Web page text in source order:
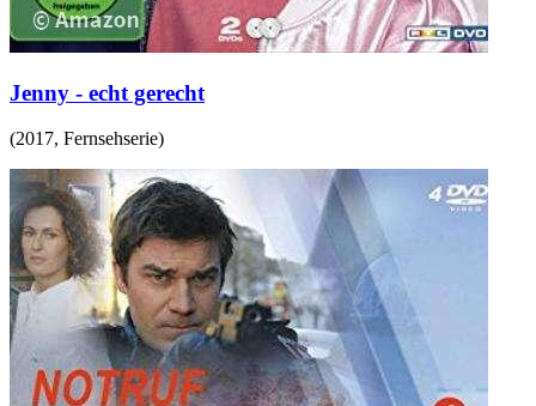
Jenny - echt gerecht
(2017, Fernsehserie)